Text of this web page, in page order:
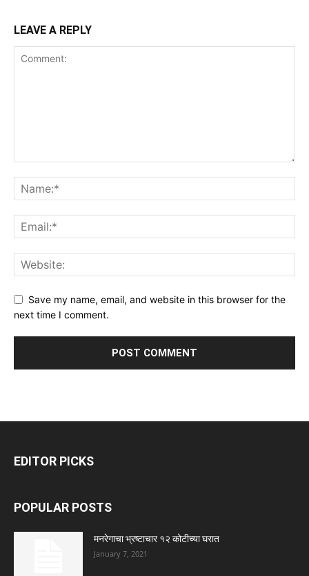
LEAVE A REPLY
Save my name, email, and website in this browser for the
next time I comment.
EDITOR PICKS
POPULAR POSTS
मनरेगाचा भ्रष्टाचार १२ कोटीच्या घरात
January 7, 2021